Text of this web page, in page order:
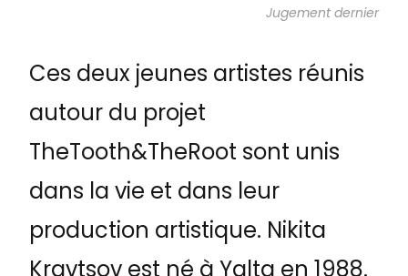
Jugement dernier
Ces deux jeunes artistes réunis
autour du projet
TheTooth&TheRoot sont unis
dans la vie et dans leur
production artistique. Nikita
Kravtsov est né à Yalta en 1988.